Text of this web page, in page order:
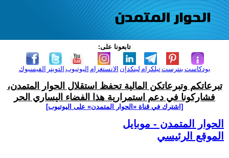
تابعونا على:
الفيسبوك التويتر اليوتيوب الانستغرام لينكدإن تيلكرامبنترست بودكاست
تبرعاتكم وتبرعاتكن المالية تحفظ استقلال الحوار المتمدن،
فشاركونا في دعم استمرارية هذا الفضاء اليساري الحر
[اشترك في قناة ‫«الحوار المتمدن» على اليوتيوب]
الحوار المتمدن - موبايل
الموقع الرئيسي